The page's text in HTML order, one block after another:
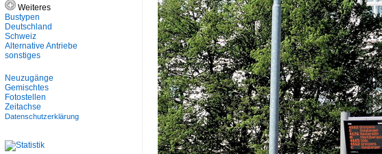
Weiteres
Bustypen
Deutschland
Schweiz
Alternative Antriebe
sonstiges
Neuzugänge
Gemischtes
Fotostellen
Zeitachse
Datenschutzerklärung